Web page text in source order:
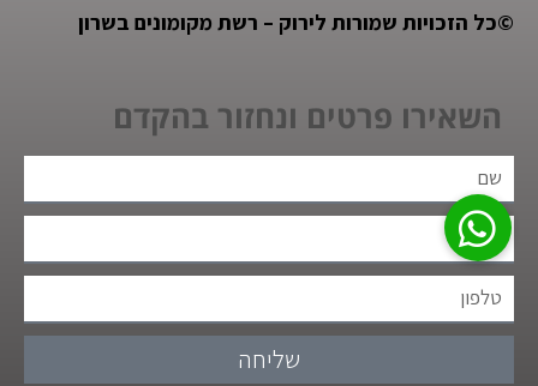
©כל הזכויות שמורות לירוק – רשת מקומונים בשרון
השאירו פרטים ונחזור בהקדם
שליחה